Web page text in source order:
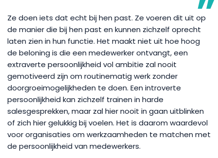
Ze doen iets dat echt bij hen past. Ze voeren dit uit op
de manier die bij hen past en kunnen zichzelf oprecht
laten zien in hun functie. Het maakt niet uit hoe hoog
de beloning is die een medewerker ontvangt, een
extraverte persoonlijkheid vol ambitie zal nooit
gemotiveerd zijn om routinematig werk zonder
doorgroeimogelijkheden te doen. Een introverte
persoonlijkheid kan zichzelf trainen in harde
salesgesprekken, maar zal hier nooit in gaan uitblinken
of zich hier gelukkig bij voelen. Het is daarom waardevol
voor organisaties om werkzaamheden te matchen met
de persoonlijkheid van medewerkers.